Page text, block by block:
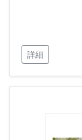
詳細